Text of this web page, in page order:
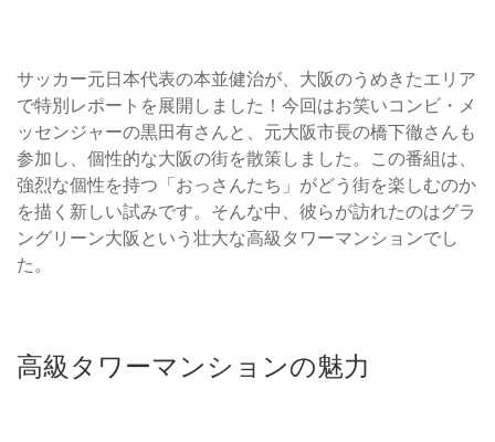
サッカー元日本代表の本並健治が、大阪のうめきたエリア
で特別レポートを展開しました！今回はお笑いコンビ・メ
ッセンジャーの黒田有さんと、元大阪市長の橋下徹さんも
参加し、個性的な大阪の街を散策しました。この番組は、
強烈な個性を持つ「おっさんたち」がどう街を楽しむのか
を描く新しい試みです。そんな中、彼らが訪れたのはグラ
ングリーン大阪という壮大な高級タワーマンションでし
た。
高級タワーマンションの魅力